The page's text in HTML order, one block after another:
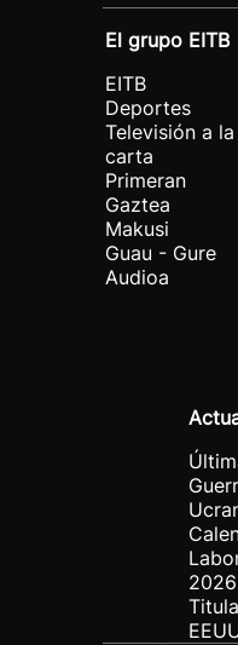
El grupo EITB
EITB
Deportes
Televisión a la
carta
Primeran
Gaztea
Makusi
Guau - Gure
Audioa
2026